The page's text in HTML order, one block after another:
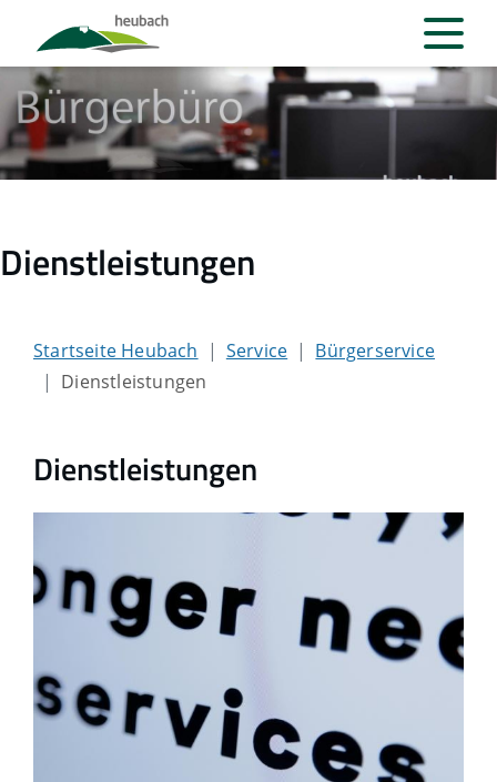
Dienstleistungen
Startseite Heubach Service
Bürgerservice
Dienstleistungen
Dienstleistungen